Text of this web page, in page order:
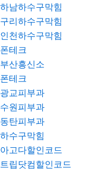
하남하수구막힘
구리하수구막힘
인천하수구막힘
폰테크
부산흥신소
폰테크
광교피부과
수원피부과
동탄피부과
하수구막힘
아고다할인코드
트립닷컴할인코드